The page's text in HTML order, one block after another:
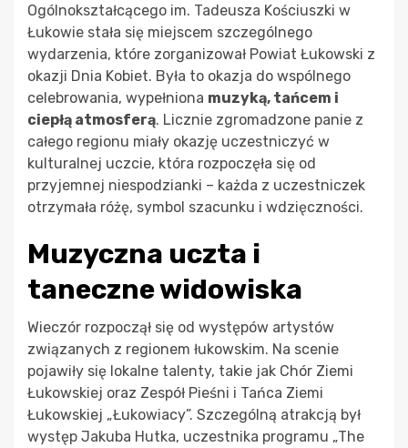
Ogólnokształcącego im. Tadeusza Kościuszki w
Łukowie stała się miejscem szczególnego
wydarzenia, które zorganizował Powiat Łukowski z
okazji Dnia Kobiet. Była to okazja do wspólnego
celebrowania, wypełniona muzyką, tańcem i
ciepłą atmosferą. Licznie zgromadzone panie z
całego regionu miały okazję uczestniczyć w
kulturalnej uczcie, która rozpoczęła się od
przyjemnej niespodzianki – każda z uczestniczek
otrzymała różę, symbol szacunku i wdzięczności.
Muzyczna uczta i
taneczne widowiska
Wieczór rozpoczął się od występów artystów
związanych z regionem łukowskim. Na scenie
pojawiły się lokalne talenty, takie jak Chór Ziemi
Łukowskiej oraz Zespół Pieśni i Tańca Ziemi
Łukowskiej „Łukowiacy”. Szczególną atrakcją był
występ Jakuba Hutka, uczestnika programu „The